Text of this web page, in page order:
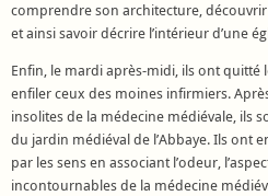
comprendre son architecture,
et ainsi savoir décrire l’intérieur d’une
Enfin, le mardi après-midi, ils ont quitté
enfiler ceux des moines infirmiers.
insolites de la médecine médiévale, ils
du jardin médiéval de l’Abbaye. Ils ont
par les sens en associant l’odeur,
incontournables de la médecine